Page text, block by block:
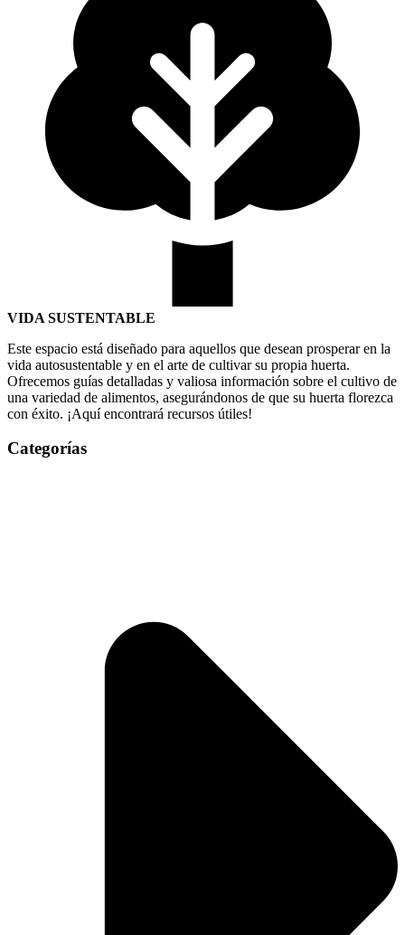
VIDA SUSTENTABLE
Este espacio está diseñado para aquellos que desean prosperar en la
vida autosustentable y en el arte de cultivar su propia huerta.
Ofrecemos guías detalladas y valiosa información sobre el cultivo de
una variedad de alimentos, asegurándonos de que su huerta florezca
con éxito. ¡Aquí encontrará recursos útiles!
Categorías